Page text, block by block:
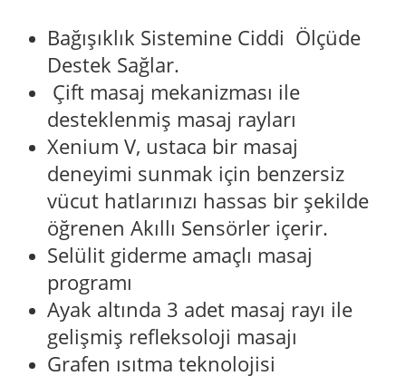
Bağışıklık Sistemine Ciddi Ölçüde
Destek Sağlar.
Çift masaj mekanizması ile
desteklenmiş masaj rayları
Xenium V, ustaca bir masaj
deneyimi sunmak için benzersiz
vücut hatlarınızı hassas bir şekilde
öğrenen Akıllı Sensörler içerir.
Selülit giderme amaçlı masaj
programı
Ayak altında 3 adet masaj rayı ile
gelişmiş refleksoloji masajı
Grafen ısıtma teknolojisi